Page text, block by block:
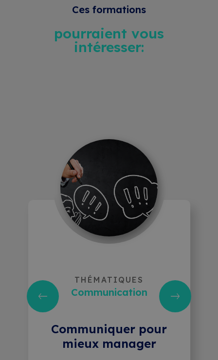
Ces formations
pourraient vous
intéresser:
THÉMATIQUES
Communication
Communiquer pour
mieux manager